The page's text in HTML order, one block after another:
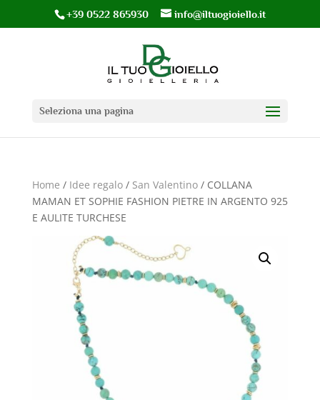
+39 0522 865930 info@iltuogioiello.it
Seleziona una pagina
Home / Idee regalo/ San Valentino/ COLLANA
MAMAN ET SOPHIE FASHION PIETRE IN ARGENTO 925
E AULITE TURCHESE